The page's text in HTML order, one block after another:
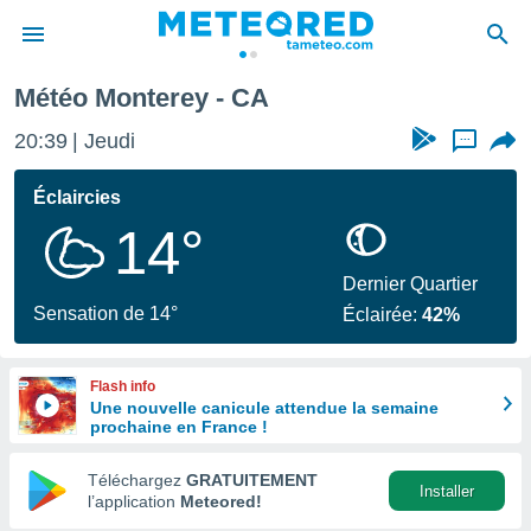
de
en
Météo Monterey - CA
20:39 Jeudi ...
Éclaircies
14°
Sensation de 14°
Dernier Quartier
Éclairée:42%
Flash info
Une nouvelle canicule attendue la semaine
prochaine en France !
Téléchargez GRATUITEMENT
l’application Meteored!
Installer